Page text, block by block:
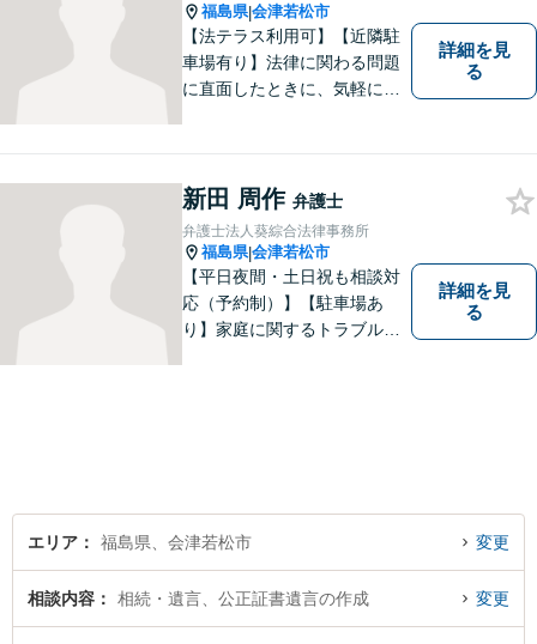
お気軽にご連絡ください。
福島県|会津若松市
【法テラス利用可】【近隣駐
車場有り】法律に関わる問題
に直面したときに、気軽に相
なるようなことがありました
ら、お気軽にご相談くださ
い。
詳細を見
る
新田 周作 弁護士
弁護士法人葵綜合法律事務所
福島県|会津若松市
【平日夜間・土日祝も相談対
応（予約制）】【駐車場あ
り】家庭に関するトラブルか
詳細を見
る
エリア 福島県、会津若松市 変更
相談内容 相続・遺言、公正証書遺言の作成 変更